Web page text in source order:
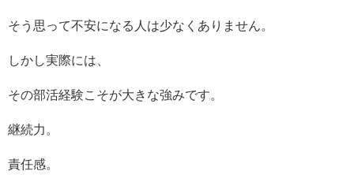
そう思って不安になる人は少なくありません。
しかし実際には、
その部活経験こそが大きな強みです。
継続力。
責任感。